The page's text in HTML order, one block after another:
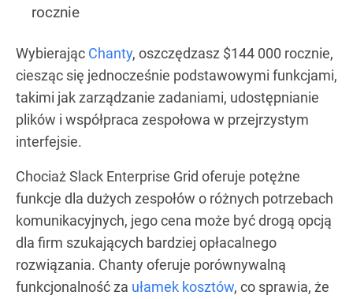
rocznie
Wybierając Chanty, oszczędzasz $144 000 rocznie,
ciesząc się jednocześnie podstawowymi funkcjami,
takimi jak zarządzanie zadaniami, udostępnianie
plików i współpraca zespołowa w przejrzystym
interfejsie.
Chociaż Slack Enterprise Grid oferuje potężne
funkcje dla dużych zespołów o różnych potrzebach
komunikacyjnych, jego cena może być drogą opcją
dla firm szukających bardziej opłacalnego
rozwiązania. Chanty oferuje porównywalną
funkcjonalność za ułamek kosztów, co sprawia, że